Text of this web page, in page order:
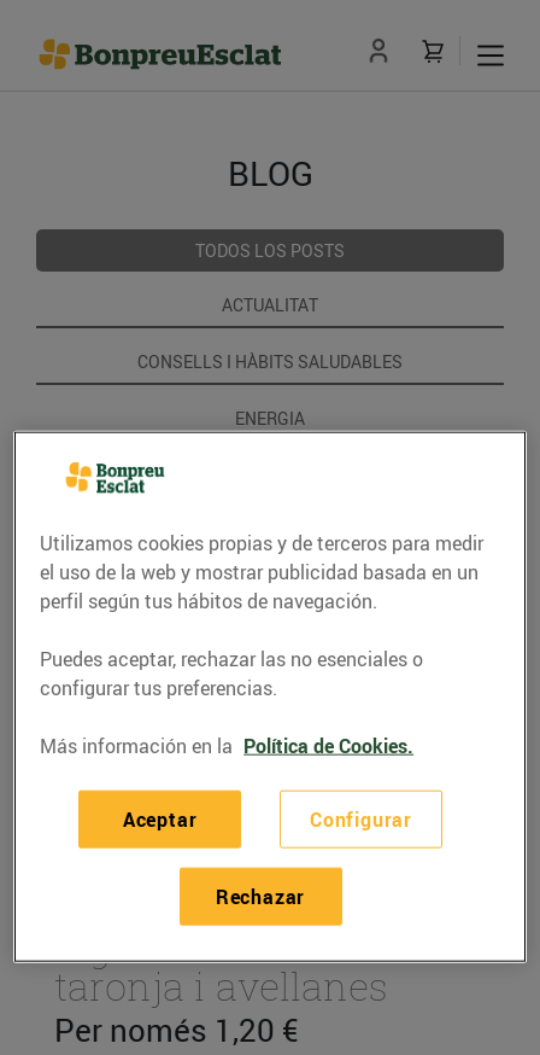
BLOG
TODOS LOS POSTS
ACTUALITAT
CONSELLS I HÀBITS SALUDABLES
ENERGIA
GASTRONOMIA I TRADICIONS
RECEPTES
Figues al forn amb
taronja i avellanes
Per només 1,20 €
Utilizamos cookies propias y de terceros para medir
el uso de la web y mostrar publicidad basada en un
perfil según tus hábitos de navegación.
Puedes aceptar, rechazar las no esenciales o
configurar tus preferencias.
Más información en la Política de Cookies.
Configurar
Rechazar
Aceptar